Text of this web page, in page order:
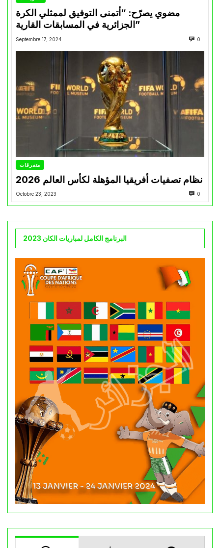
مضوي يصرّح: “أتمنى التوفيق لممثلي الكرة
الجزائرية في المسابقات القارية”
Septembre 17, 2024 0
متفرقات
نظام تصفيات أفريقيا المؤهلة لكأس العالم 2026
Octobre 23, 2023 0
البرنامج الكامل لمباريات الكان 2023